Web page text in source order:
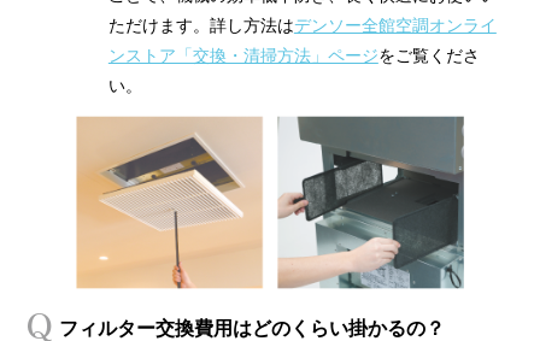
ただけます。詳し方法はデンソー全館空調オンライ
ンストア「交換・清掃方法」ページをご覧くださ
い。
フィルター交換費用はどのくらい掛かるの？